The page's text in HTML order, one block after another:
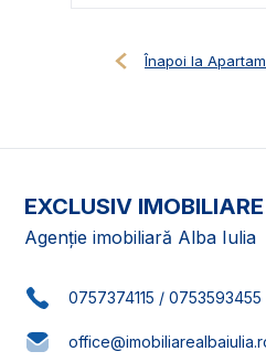
Înapoi la
EXCLUSIV
Agenție imobiliară Alba Iulia
0757374115 / 0753593455